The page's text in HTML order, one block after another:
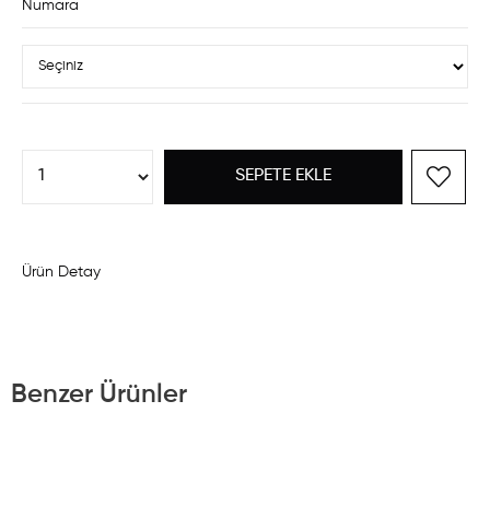
Numara
Ürün Detay
Benzer Ürünler